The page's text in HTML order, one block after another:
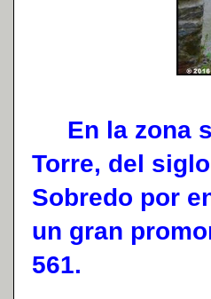
En la zona
Torre, del
Sobredo por
un gran
561.